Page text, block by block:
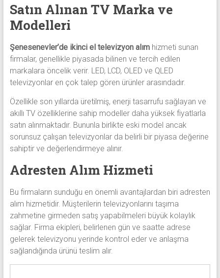
Satın Alınan TV Marka ve
Modelleri
Şenesenevler’de ikinci el televizyon alımhizmeti sunan
firmalar, genellikle piyasada bilinen ve tercih edilen
markalara öncelik verir. LED, LCD, OLED ve QLED
televizyonlar en çok talep gören ürünler arasındadır.
Özellikle son yıllarda üretilmiş, enerji tasarrufu sağlayan ve
akıllı TV özelliklerine sahip modeller daha yüksek fiyatlarla
satın alınmaktadır. Bununla birlikte eski model ancak
sorunsuz çalışan televizyonlar da belirli bir piyasa değerine
sahiptir ve değerlendirmeye alınır.
Adresten Alım Hizmeti
Bu firmaların sunduğu en önemli avantajlardan biri adresten
alım hizmetidir. Müşterilerin televizyonlarını taşıma
zahmetine girmeden satış yapabilmeleri büyük kolaylık
sağlar. Firma ekipleri, belirlenen gün ve saatte adrese
gelerek televizyonu yerinde kontrol eder ve anlaşma
sağlandığında ürünü teslim alır.